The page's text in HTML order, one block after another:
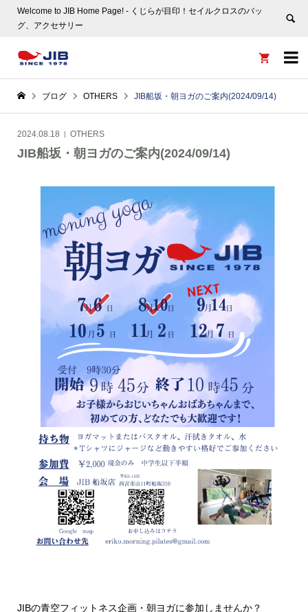
Welcome to JIB Home Page! ‐ くじらが目印！セイルクロスのバッ
グ、アクセサリー


ブログ OTHERS JIB船坂・朝ヨガのご案内(2024/09/14)
2024.08.18 OTHERS
JIB船坂・朝ヨガのご案内(2024/09/14)
JIBの青空フィットネス企画・朝ヨガに参加しませんか？